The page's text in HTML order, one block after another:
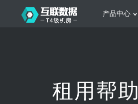
产品中心
日本服务器 新加坡服务器
根据不同规模的网站提供可定制化的架
构和 一站式协助租用帮助